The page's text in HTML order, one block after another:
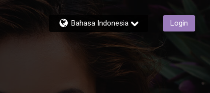
Bahasa Indonesia Login